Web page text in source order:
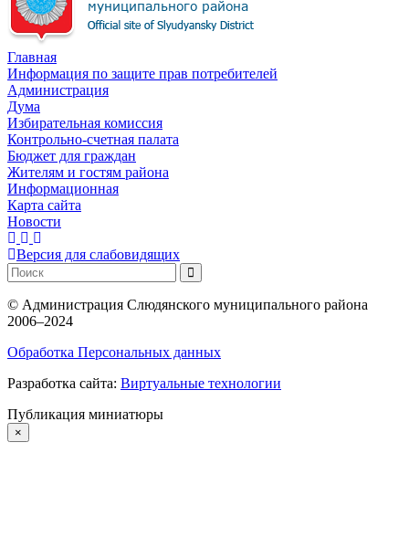
Главная
Информация по защите прав потребителей
Администрация
Дума
Избирательная комиссия
Контрольно-счетная палата
Бюджет для граждан
Жителям и гостям района
Информационная
Карта сайта
Новости
Версия для слабовидящих
© Администрация Слюдянского муниципального района
2006–2024
Обработка Персональных данных
Разработка сайта: Виртуальные технологии
Публикация миниатюры
×